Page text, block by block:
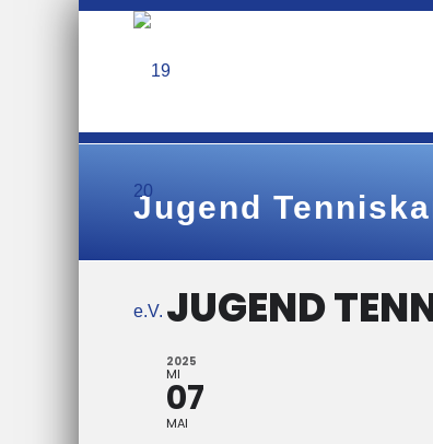
Jugend
JUGEND
2025
MI
07
MAI